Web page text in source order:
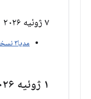
۷ ژوئیه ۲۰۲۶
مدیا۳ نسخه ۱.۱۱.۰-بتا۰۱
۱ ژوئیه ۲۰۲۶